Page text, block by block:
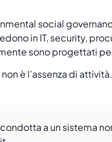
social
in IT, security,
sono progettati
è l’assenza di
a un sistema